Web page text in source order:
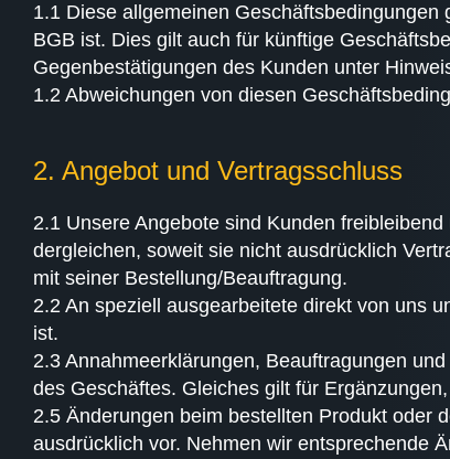
1.1 Diese allgemeinen
BGB ist. Dies gilt auch für künftige
Gegenbestätigungen des Kunden unter
1.2 Abweichungen von diesen
2. Angebot und Vertragsschluss
2.1 Unsere Angebote sind Kunden
dergleichen, soweit sie nicht ausdrücklich
mit seiner Bestellung/Beauftragung.
2.2 An speziell ausgearbeitete direkt von uns
ist.
2.3 Annahmeerklärungen, Beauftragungen
des Geschäftes. Gleiches gilt für
2.5 Änderungen beim bestellten Produkt oder
ausdrücklich vor. Nehmen wir entsprechende